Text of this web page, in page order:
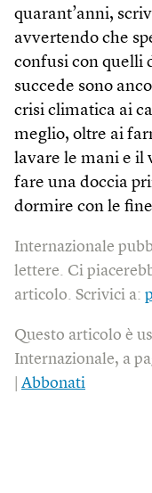
quarant’anni,
avvertendo che
confusi con quelli
succede sono
crisi climatica ai
meglio, oltre ai
lavare le mani e il
fare una doccia
dormire con le
Internazionale
lettere. Ci
articolo. Scrivici a:
Questo articolo è
Internazionale, a
Abbonati